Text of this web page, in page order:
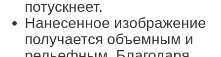
потускнеет.
Нанесенное изображение
получается объемным и